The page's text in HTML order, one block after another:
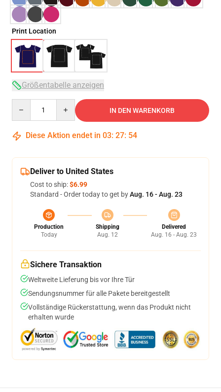
Print Location
Größentabelle anzeigen
IN DEN WARENKORB
Diese Aktion endet in 03: 27: 54
Deliver to United States
Cost to ship:$6.99
Standard - Order today to get byAug. 16 - Aug. 23
Production
Today
Shipping
Aug. 12
Delivered
Aug. 16 - Aug. 23
Sichere Transaktion
Weltweite Lieferung bis vor Ihre Tür
Sendungsnummer für alle Pakete bereitgestellt
Vollständige Rückerstattung, wenn das Produkt nicht
erhalten wurde